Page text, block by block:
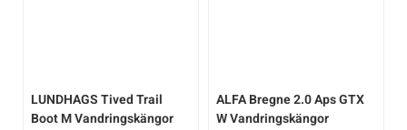
LUNDHAGSTived Trail
Boot M Vandringskängor
ALFABregne 2.0 Aps GTX
W Vandringskängor